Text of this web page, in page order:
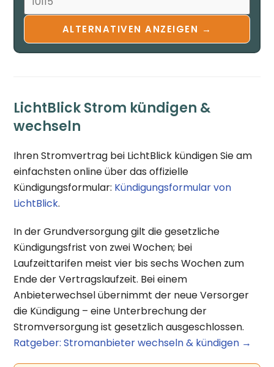
ALTERNATIVEN ANZEIGEN →
LichtBlick Strom kündigen &
wechseln
Ihren Stromvertrag bei LichtBlick kündigen Sie am
einfachsten online über das offizielle
Kündigungsformular: Kündigungsformular von
LichtBlick.
In der Grundversorgung gilt die gesetzliche
Kündigungsfrist von zwei Wochen; bei
Laufzeittarifen meist vier bis sechs Wochen zum
Ende der Vertragslaufzeit. Bei einem
Anbieterwechsel übernimmt der neue Versorger
die Kündigung – eine Unterbrechung der
Stromversorgung ist gesetzlich ausgeschlossen.
Ratgeber: Stromanbieter wechseln & kündigen →